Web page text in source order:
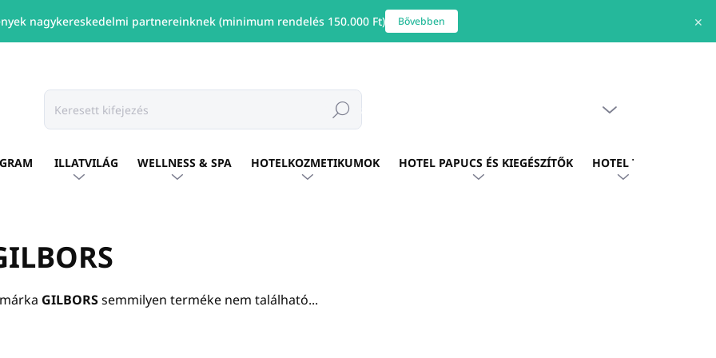
nagykereskedelmi partnereinknek (minimum rendelés 150.000 Ft) Bővebben
✕
Keresés
ILLATVILÁG WELLNESS & SPA HOTELKOZMETIKUMOK HOTEL PAPUCS ÉS KIEGÉSZÍTŐK HOTEL TEXTIL
GILBORSsemmilyen terméke nem található...